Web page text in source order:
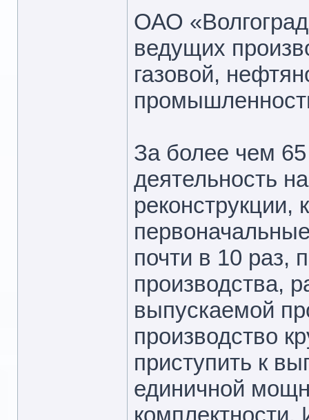
ОАО
ведущих
газовой,
За более чем
деятельность
реконструкции,
почти в 10 раз,
производства,
выпускаемой
производство
приступить к
единичной